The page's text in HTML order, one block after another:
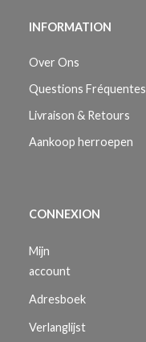
INFORMATION
Over Ons
Questions Fréquentes
Livraison & Retours
Aankoop herroepen
CONNEXION
Mijn
account
Adresboek
Verlanglijst